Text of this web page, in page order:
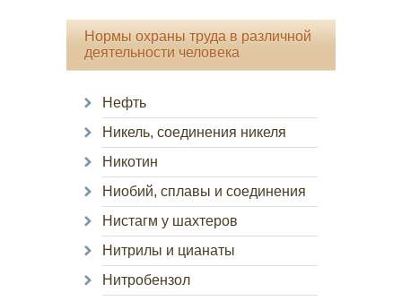
Нормы охраны труда в различной
деятельности человека
Нефть
Никель, соединения никеля
Никотин
Ниобий, сплавы и соединения
Нистагм у шахтеров
Нитрилы и цианаты
Нитробензол